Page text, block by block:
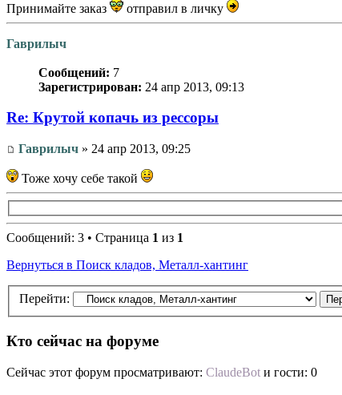
Принимайте заказ отправил в личку
Гаврилыч
Сообщений: 7
Зарегистрирован: 24 апр 2013, 09:13
Re: Крутой копачь из рессоры
Гаврилыч » 24 апр 2013, 09:25
Тоже хочу себе такой
Сообщений: 3 • Страница 1 из 1
Вернуться в Поиск кладов, Металл-хантинг
Перейти:
Кто сейчас на форуме
Сейчас этот форум просматривают: ClaudeBot и гости: 0